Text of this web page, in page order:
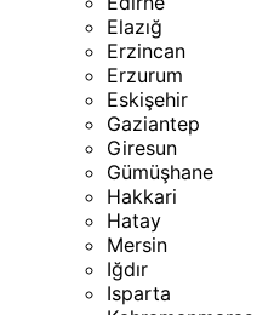
Elazığ
Erzincan
Erzurum
Eskişehir
Gaziantep
Giresun
Gümüşhane
Hakkari
Hatay
Mersin
Iğdır
Isparta